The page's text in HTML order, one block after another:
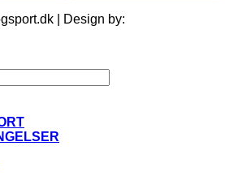
| Design by: